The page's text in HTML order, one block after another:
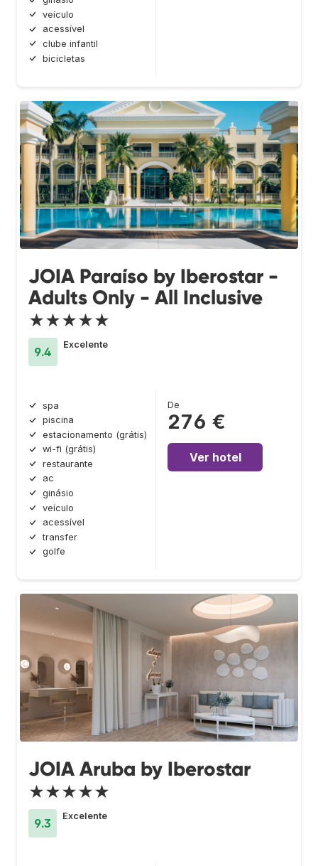
veículo
acessível
clube infantil
bicicletas
JOIA Paraíso by Iberostar -
Adults Only - All Inclusive
★★★★★
9.4
Excelente
spa
piscina
estacionamento (grátis)
wi-fi (grátis)
restaurante
ac
ginásio
veículo
acessível
transfer
golfe
De
276 €
Ver hotel
JOIA Aruba by Iberostar
★★★★★
9.3
Excelente